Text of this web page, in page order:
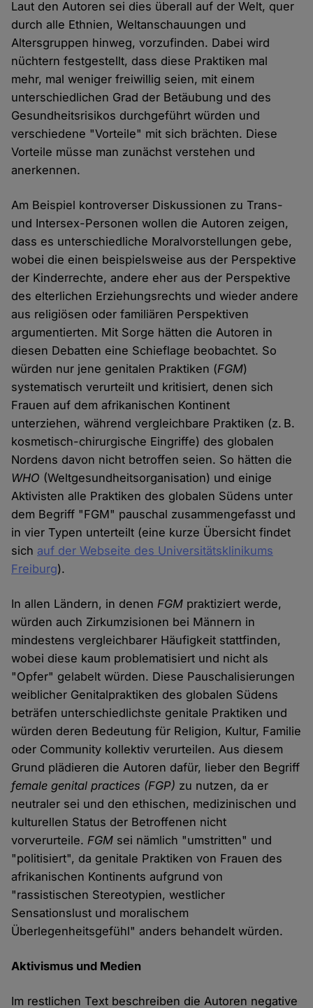
Laut den Autoren sei dies überall auf der Welt, quer
durch alle Ethnien, Weltanschauungen und
Altersgruppen hinweg, vorzufinden. Dabei wird
nüchtern festgestellt, dass diese Praktiken mal
mehr, mal weniger freiwillig seien, mit einem
unterschiedlichen Grad der Betäubung und des
Gesundheitsrisikos durchgeführt würden und
verschiedene "Vorteile" mit sich brächten. Diese
Vorteile müsse man zunächst verstehen und
anerkennen.
Am Beispiel kontroverser Diskussionen zu Trans-
und Intersex-Personen wollen die Autoren zeigen,
dass es unterschiedliche Moralvorstellungen gebe,
wobei die einen beispielsweise aus der Perspektive
der Kinderrechte, andere eher aus der Perspektive
des elterlichen Erziehungsrechts und wieder andere
aus religiösen oder familiären Perspektiven
argumentierten. Mit Sorge hätten die Autoren in
diesen Debatten eine Schieflage beobachtet. So
würden nur jene genitalen Praktiken (FGM)
systematisch verurteilt und kritisiert, denen sich
Frauen auf dem afrikanischen Kontinent
unterziehen, während vergleichbare Praktiken (z. B.
kosmetisch-chirurgische Eingriffe) des globalen
Nordens davon nicht betroffen seien. So hätten die
WHO (Weltgesundheitsorganisation) und einige
Aktivisten alle Praktiken des globalen Südens unter
dem Begriff "FGM" pauschal zusammengefasst und
in vier Typen unterteilt (eine kurze Übersicht findet
sich auf der Webseite des Universitätsklinikums
Freiburg).
In allen Ländern, in denenFGM praktiziert werde,
würden auch Zirkumzisionen bei Männern in
mindestens vergleichbarer Häufigkeit stattfinden,
wobei diese kaum problematisiert und nicht als
"Opfer" gelabelt würden. Diese Pauschalisierungen
weiblicher Genitalpraktiken des globalen Südens
beträfen unterschiedlichste genitale Praktiken und
würden deren Bedeutung für Religion, Kultur, Familie
oder Community kollektiv verurteilen. Aus diesem
Grund plädieren die Autoren dafür, lieber den Begriff
female genital practices (FGP) zu nutzen, da er
neutraler sei und den ethischen, medizinischen und
kulturellen Status der Betroffenen nicht
vorverurteile.FGM sei nämlich "umstritten" und
"politisiert", da genitale Praktiken von Frauen des
afrikanischen Kontinents aufgrund von
"rassistischen Stereotypien, westlicher
Sensationslust und moralischem
Überlegenheitsgefühl" anders behandelt würden.
Aktivismus und Medien
Im restlichen Text beschreiben die Autoren negative